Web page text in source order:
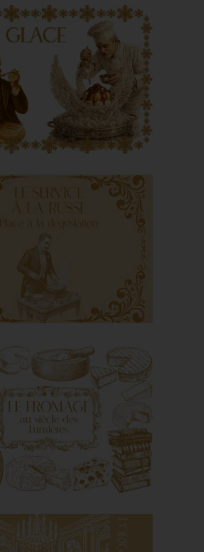
: de l’Antiquité
d’un dessert
d’exception
à la russe